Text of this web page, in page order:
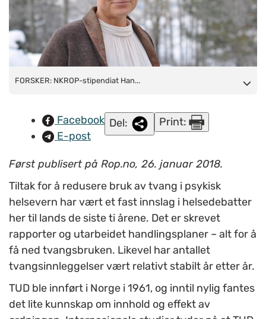
FORSKER: NKROP-stipendiat Hanne Kilen Stuen undersøker
pasienter og ansatte i norske ACT-team. (Foto: Frøy Lode Wiig)
FORSKER: NKROP-stipendiat Han...
Facebook
E-post
Del: Print:
Først publisert på Rop.no, 26. januar 2018.
Tiltak for å redusere bruk av tvang i psykisk
helsevern har vært et fast innslag i helsedebatter
her til lands de siste ti årene. Det er skrevet
rapporter og utarbeidet handlingsplaner – alt for å
få ned tvangsbruken. Likevel har antallet
tvangsinnleggelser vært relativt stabilt år etter år.
TUD ble innført i Norge i 1961, og inntil nylig fantes
det lite kunnskap om innhold og effekt av